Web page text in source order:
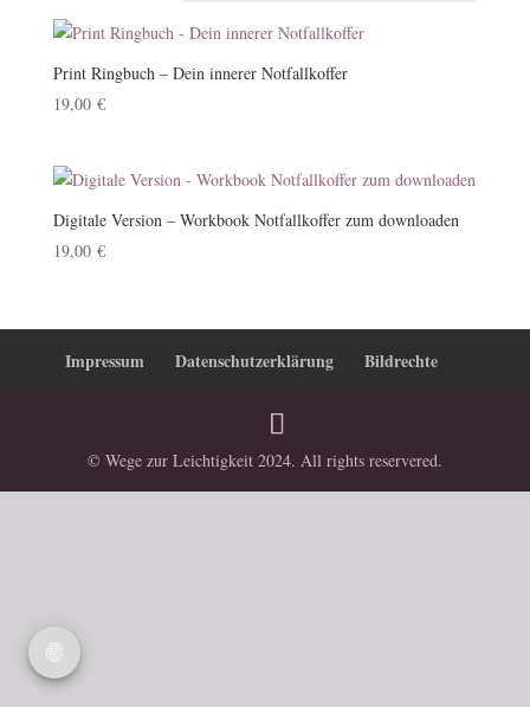
Print Ringbuch – Dein innerer Notfallkoffer
19,00 €
Digitale Version – Workbook Notfallkoffer zum downloaden
19,00 €
Impressum Datenschutzerklärung Bildrechte
© Wege zur Leichtigkeit 2024. All rights reservered.